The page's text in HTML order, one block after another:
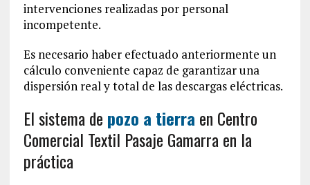
intervenciones realizadas por personal
incompetente.
Es necesario haber efectuado anteriormente un
cálculo conveniente capaz de garantizar una
dispersión real y total de las descargas eléctricas.
El sistema de pozo a tierra en Centro
Comercial Textil Pasaje Gamarra en la
práctica